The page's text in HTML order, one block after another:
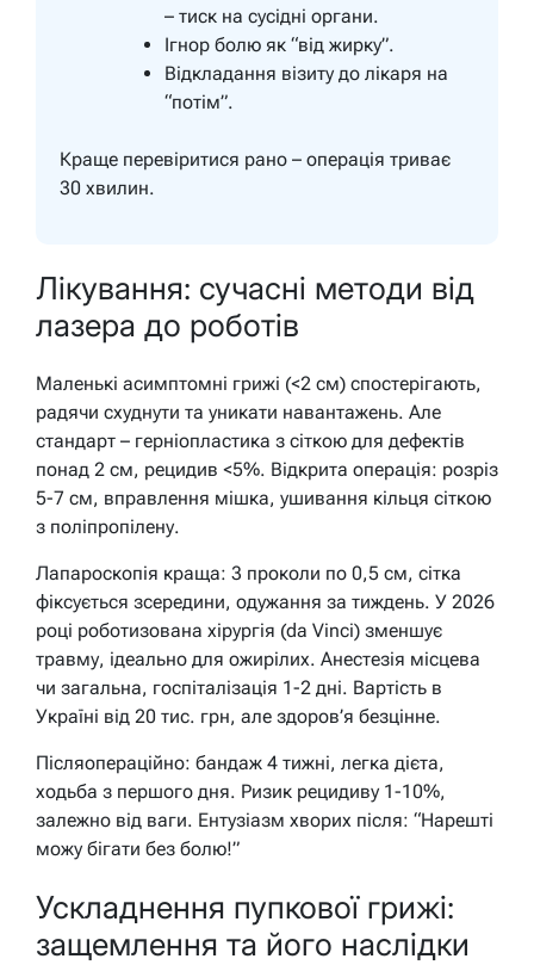
– тиск на сусідні органи.
Ігнор болю як “від жирку”.
Відкладання візиту до лікаря на
“потім”.
Краще перевіритися рано – операція триває
30 хвилин.
Лікування: сучасні методи від
лазера до роботів
Маленькі асимптомні грижі (<2 см) спостерігають,
радячи схуднути та уникати навантажень. Але
стандарт – герніопластика з сіткою для дефектів
понад 2 см, рецидив <5%. Відкрита операція: розріз
5-7 см, вправлення мішка, ушивання кільця сіткою
з поліпропілену.
Лапароскопія краща: 3 проколи по 0,5 см, сітка
фіксується зсередини, одужання за тиждень. У 2026
році роботизована хірургія (da Vinci) зменшує
травму, ідеально для ожирілих. Анестезія місцева
чи загальна, госпіталізація 1-2 дні. Вартість в
Україні від 20 тис. грн, але здоров’я безцінне.
Післяопераційно: бандаж 4 тижні, легка дієта,
ходьба з першого дня. Ризик рецидиву 1-10%,
залежно від ваги. Ентузіазм хворих після: “Нарешті
можу бігати без болю!”
Ускладнення пупкової грижі:
защемлення та його наслідки